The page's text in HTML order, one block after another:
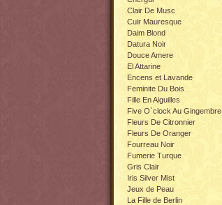
Clair De Musc
Cuir Mauresque
Daim Blond
Datura Noir
Douce Amere
El Attarine
Encens et Lavande
Feminite Du Bois
Fille En Aiguilles
Five O`clock Au Gingembre
Fleurs De Citronnier
Fleurs De Oranger
Fourreau Noir
Fumerie Turque
Gris Clair
Iris Silver Mist
Jeux de Peau
La Fille de Berlin